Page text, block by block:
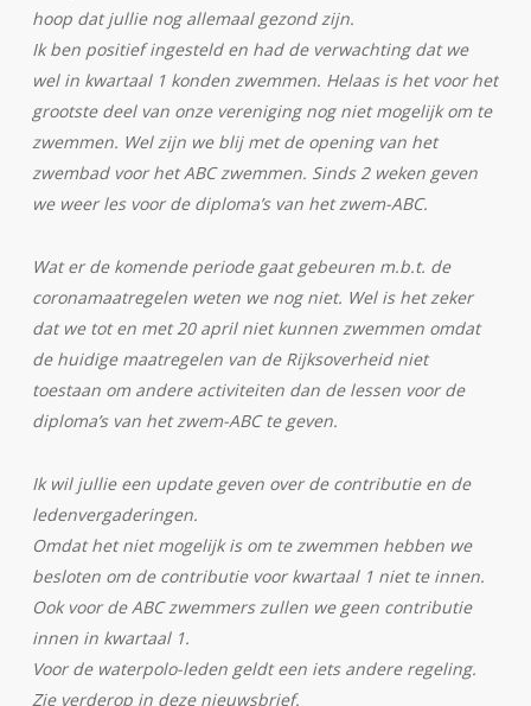
hoop dat jullie nog allemaal gezond zijn.
Ik ben positief ingesteld en had de verwachting dat we
wel in kwartaal 1 konden zwemmen. Helaas is het voor het
grootste deel van onze vereniging nog niet mogelijk om te
zwemmen. Wel zijn we blij met de opening van het
zwembad voor het ABC zwemmen. Sinds 2 weken geven
we weer les voor de diploma’s van het zwem-ABC.
Wat er de komende periode gaat gebeuren m.b.t. de
coronamaatregelen weten we nog niet. Wel is het zeker
dat we tot en met 20 april niet kunnen zwemmen omdat
de huidige maatregelen van de Rijksoverheid niet
toestaan om andere activiteiten dan de lessen voor de
diploma’s van het zwem-ABC te geven.
Ik wil jullie een update geven over de contributie en de
ledenvergaderingen.
Omdat het niet mogelijk is om te zwemmen hebben we
besloten om de contributie voor kwartaal 1 niet te innen.
Ook voor de ABC zwemmers zullen we geen contributie
innen in kwartaal 1.
Voor de waterpolo-leden geldt een iets andere regeling.
Zie verderop in deze nieuwsbrief.